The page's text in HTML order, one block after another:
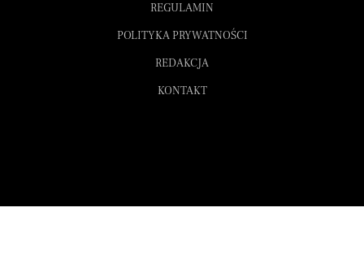
REGULAMIN
POLITYKA PRYWATNOŚCI
REDAKCJA
KONTAKT